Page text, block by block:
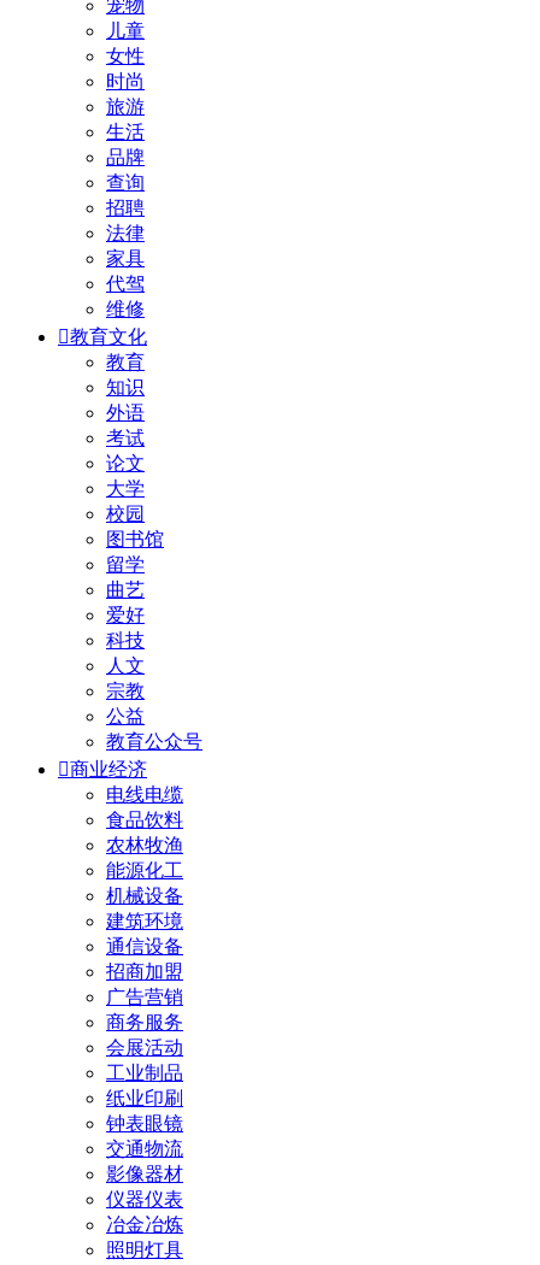
宠物
儿童
女性
时尚
旅游
生活
品牌
查询
招聘
法律
家具
代驾
维修
教育文化
教育
知识
外语
考试
论文
大学
校园
图书馆
留学
曲艺
爱好
科技
人文
宗教
公益
教育公众号
商业经济
电线电缆
食品饮料
农林牧渔
能源化工
机械设备
建筑环境
通信设备
招商加盟
广告营销
商务服务
会展活动
工业制品
纸业印刷
钟表眼镜
交通物流
影像器材
仪器仪表
冶金冶炼
照明灯具